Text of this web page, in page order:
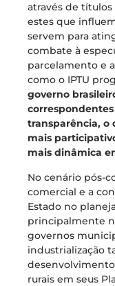
através de
estes que
servem para
combate à
parcelamento e
como o IPTU
governo
transparência, o
mais
mais dinâmica
No cenário pós-
comercial e a
Estado no
principalmente
governos
industrialização
rurais em seus